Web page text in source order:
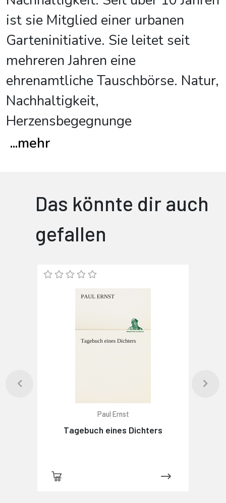
ist sie Mitglied einer urbanen
Garteninitiative. Sie leitet seit
mehreren Jahren eine
ehrenamtliche Tauschbörse. Natur,
Nachhaltigkeit,
Herzensbegegnunge
...mehr
Das könnte dir auch
gefallen
Paul Ernst
Tagebuch eines Dichters